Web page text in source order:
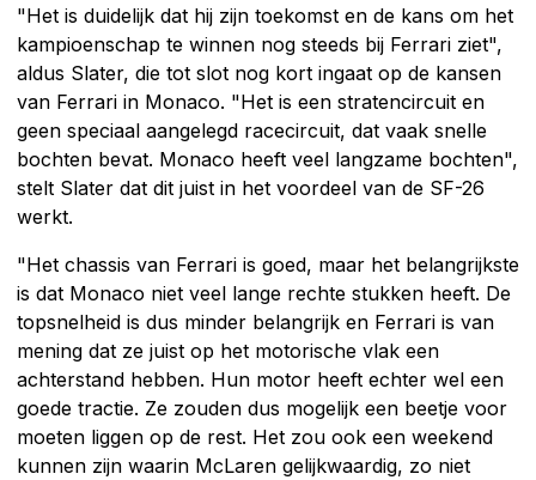
"Het is duidelijk dat hij zijn toekomst en de kans om het
kampioenschap te winnen nog steeds bij Ferrari ziet",
aldus Slater, die tot slot nog kort ingaat op de kansen
van Ferrari in Monaco. "Het is een stratencircuit en
geen speciaal aangelegd racecircuit, dat vaak snelle
bochten bevat. Monaco heeft veel langzame bochten",
stelt Slater dat dit juist in het voordeel van de SF-26
werkt.
"Het chassis van Ferrari is goed, maar het belangrijkste
is dat Monaco niet veel lange rechte stukken heeft. De
topsnelheid is dus minder belangrijk en Ferrari is van
mening dat ze juist op het motorische vlak een
achterstand hebben. Hun motor heeft echter wel een
goede tractie. Ze zouden dus mogelijk een beetje voor
moeten liggen op de rest. Het zou ook een weekend
kunnen zijn waarin McLaren gelijkwaardig, zo niet